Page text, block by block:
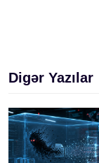
Digər Yazılar